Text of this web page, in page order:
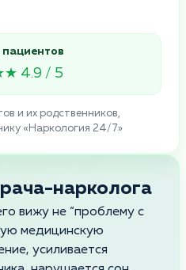
пациентов
4.9 / 5
и их родственников,
«Наркология 24/7»
нарколога
вижу не “проблему с
медицинскую
усиливается